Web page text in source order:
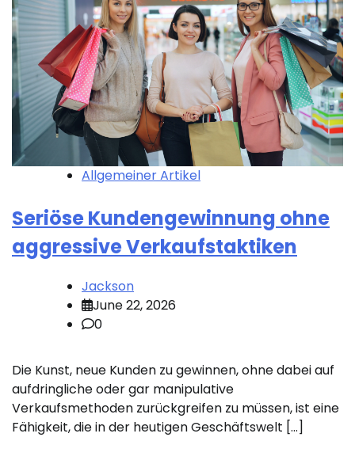
Allgemeiner Artikel
Seriöse Kundengewinnung ohne
aggressive Verkaufstaktiken
Jackson
June 22, 2026
0
Die Kunst, neue Kunden zu gewinnen, ohne dabei auf
aufdringliche oder gar manipulative
Verkaufsmethoden zurückgreifen zu müssen, ist eine
Fähigkeit, die in der heutigen Geschäftswelt […]